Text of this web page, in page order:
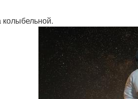
колыбельной.